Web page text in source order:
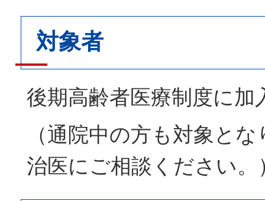
対象者
後期高齢者医療制度に加
（通院中の方も対象と
治医にご相談ください。